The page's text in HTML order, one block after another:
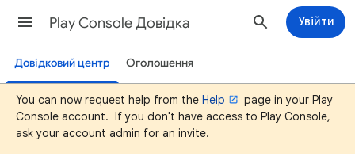
Play Console Довідка Увійти
Довідковий центр Оголошення
You can now request help from the Help
page in your Play
Console account. If you don't have access to Play Console,
ask your account admin for an invite.